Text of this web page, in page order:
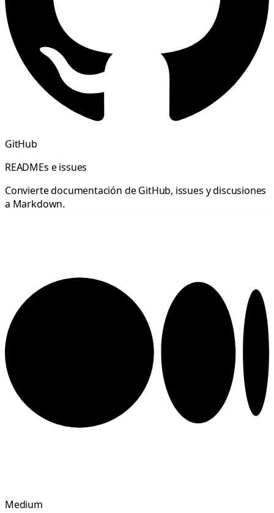
GitHub
READMEs e issues
Convierte documentación de GitHub, issues y discusiones
a Markdown.
Medium